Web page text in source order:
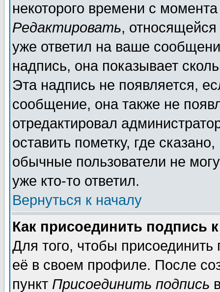
некоторого времени с
Редактировать,
уже ответил на ваше
надпись, она показывает
Эта надпись не появляется,
сообщение, она также не
отредактировал
оставить пометку, где
обычные пользователи не
уже кто-то ответил.
Вернуться к началу
Как присоединить подпись
Для того, чтобы
её в своем профиле. После
пункт Присоединить подпись